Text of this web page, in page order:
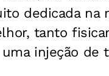
dedicada na
tanto
injeção de